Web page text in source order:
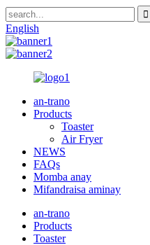
English
an-trano
Products
Toaster
Air Fryer
NEWS
FAQs
Momba anay
Mifandraisa aminay
an-trano
Products
Toaster